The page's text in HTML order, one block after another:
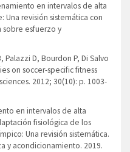
en intervalos de alta
revisión sistemática con
sobre esfuerzo y
Palazzi D, Bourdon P, Di Salvo
on soccer-specific fitness
2012; 30(10): p. 1003-
en intervalos de alta
fisiológica de los
Una revisión sistemática.
y acondicionamiento. 2019.